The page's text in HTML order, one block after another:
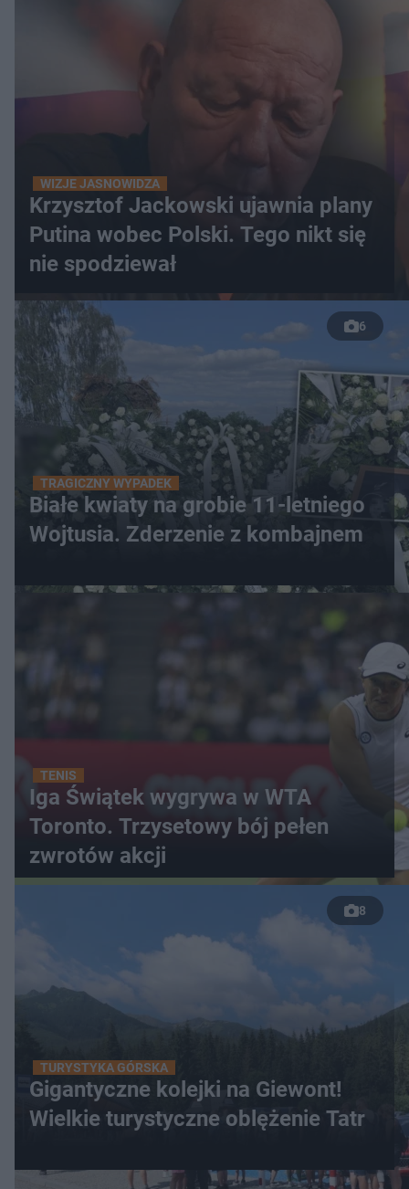
WIZJE JASNOWIDZA
Krzysztof Jackowski ujawnia plany
Putina wobec Polski. Tego nikt się
nie spodziewał
6
TRAGICZNY WYPADEK
Białe kwiaty na grobie 11-letniego
Wojtusia. Zderzenie z kombajnem
TENIS
Iga Świątek wygrywa w WTA
Toronto. Trzysetowy bój pełen
zwrotów akcji
8
TURYSTYKA GÓRSKA
Gigantyczne kolejki na Giewont!
Wielkie turystyczne oblężenie Tatr